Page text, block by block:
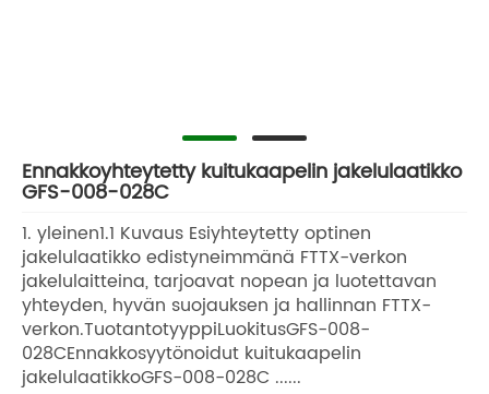
Ennakkoyhteytetty kuitukaapelin jakelulaatikko
GFS-008-028C
1. yleinen1.1 Kuvaus Esiyhteytetty optinen
jakelulaatikko edistyneimmänä FTTX-verkon
jakelulaitteina, tarjoavat nopean ja luotettavan
yhteyden, hyvän suojauksen ja hallinnan FTTX-
verkon.TuotantotyyppiLuokitusGFS-008-
028CEnnakkosyytönoidut kuitukaapelin
jakelulaatikkoGFS-008-028C ......